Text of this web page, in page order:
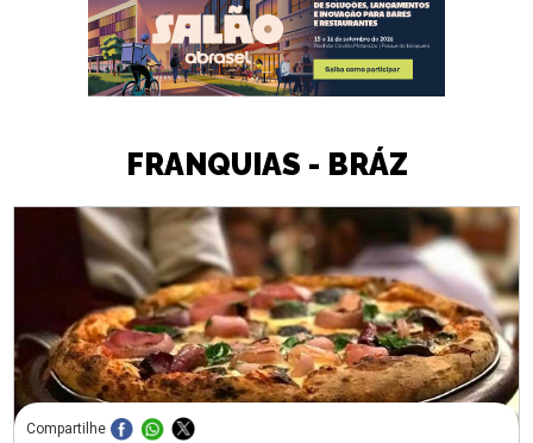
FRANQUIAS - BRÁZ
Compartilhe